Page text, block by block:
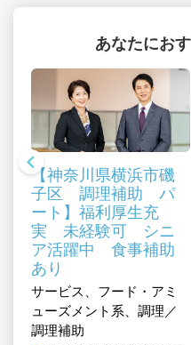
あなたにお
【神奈川県横浜市磯
子区 調理補助 パ
ート】福利厚生充
実 未経験可 シニ
ア活躍中 食事補助
あり
サービス、フード・アミ
ューズメント系、調理／
調理補助